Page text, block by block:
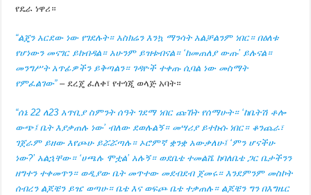
የዴራ ነዋሪ።
“ልጄን አርደው ነው የገደሉት። አስክሬን እንኳ ማንሳት አልቻልንም ነበር። በዕለቱ
የሆነውን መናገር ይከብዳል። አሁንም ይዝቱብናል። ‘ከመጠለያ ውጡ’ ይሉናል።
መንግሥት አጥፊዎችን ይቅጣልን። ገዳዮች ተቀጡ ሲባል ነው መስማት
የምፈልገው”–ደረጄ ፈለቀ፣ የተጎጂ ወላጅ አባት።
“ሰኔ 22 ለ23 አጥቢያ ስምንት ሰዓት ገደማ ነበር ጩኸት የሰማሁት። ‘ከቤትሽ ቶሎ
ውጭ፤ ቤት እያቃጠሉ ነው’ ብለው ደወሉልኝ። መሣሪያ ይተኩሱ ነበር። ቆንጨራ፣
ገጀራም ይዘው እየጮሁ ይሯሯጣሉ። ኦሮምኛ ቋንቋ አውቃለሁ፤ ‘ምን ሆናችሁ
ነው?’ አልኋቸው። ‘ሀጫሉ ሞቷል’ አሉኝ። ወደቤቴ ተመልሼ ከባለቤቴ ጋር ቤታችንን
ዘግተን ተቀመጥን። ወዲያው ቤት መጥተው መደብደብ ጀመሩ። እንደምንም መስኮት
ሰብረን ልጆቼን ይዤ ወጣሁ። ቤቴ እና ወፍጮ ቤቴ ተቃጠሉ። ልጆቼን ግን በእግዜር